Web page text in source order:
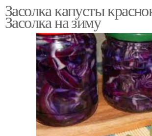
Засолка капусты
Засолка на зиму